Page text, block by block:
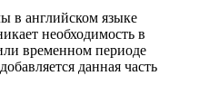
в английском языке
необходимость в
временном периоде
данная часть